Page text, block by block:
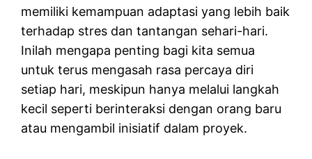
memiliki kemampuan adaptasi yang lebih baik
terhadap stres dan tantangan sehari-hari.
Inilah mengapa penting bagi kita semua
untuk terus mengasah rasa percaya diri
setiap hari, meskipun hanya melalui langkah
kecil seperti berinteraksi dengan orang baru
atau mengambil inisiatif dalam proyek.